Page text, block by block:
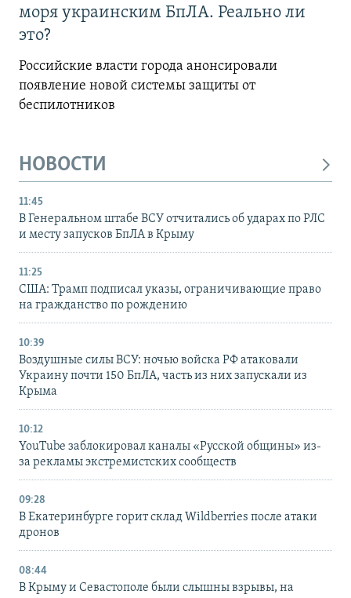
моря украинским БпЛА. Реально ли
это?
Российские власти города анонсировали
появление новой системы защиты от
беспилотников
НОВОСТИ
11:45
В Генеральном штабе ВСУ отчитались об ударах по РЛС
и месту запусков БпЛА в Крыму
11:25
США: Трамп подписал указы, ограничивающие право
на гражданство по рождению
10:39
Воздушные силы ВСУ: ночью войска РФ атаковали
Украину почти 150 БпЛА, часть из них запускали из
Крыма
10:12
YouTube заблокировал каналы «Русской общины» из-
за рекламы экстремистских сообществ
09:28
В Екатеринбурге горит склад Wildberries после атаки
дронов
08:44
В Крыму и Севастополе были слышны взрывы, на